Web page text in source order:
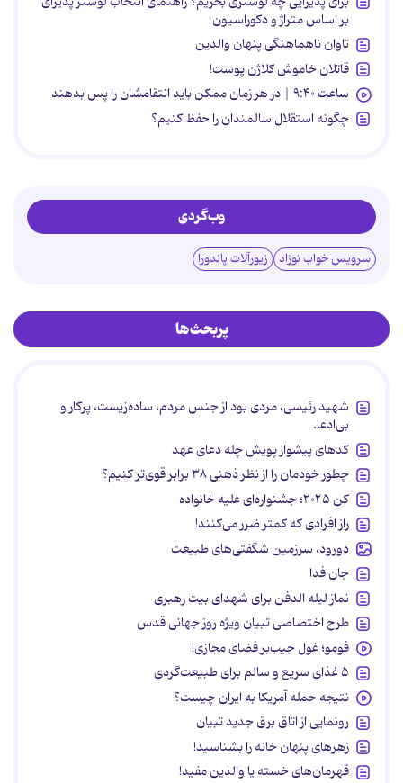
بر اساس متراژ و دکوراسیون
تاوان ناهماهنگی پنهان والدین
قاتلان خاموش کلاژن پوست!
ساعت ۹:۴۰ | در هر زمان ممکن باید انتقامشان را پس بدهند
چگونه استقلال سالمندان را حفظ کنیم؟
وب‌گردی
سرویس خواب نوزاد زیورآلات پاندورا
پربحث‌ها
شهید رئیسی، مردی بود از جنس مردم، ساده‌زیست، پرکار و
بی‌ادعا.
کدهای پیشواز پویش چله دعای عهد
چطور خودمان را از نظر ذهنی ۳۸ برابر قوی‌تر کنیم؟
کن ۲۰۲۵؛ جشنواره‌ای علیه خانواده
راز افرادی که کمتر ضرر می‌کنند!
دورود، سرزمین شگفتی‌های طبیعت
جان فدا
نماز لیله الدفن برای شهدای بیت رهبری
طرح اختصاصی تبیان ویژه روز جهانی قدس
فومو؛ غول جیب‌بر فضای مجازی!
۵ غذای سریع و سالم برای طبیعت‌گردی
نتیجه حمله آمریکا به ایران چیست؟
رونمایی از اتاق برق جدید تبیان
زهرهای پنهان خانه را بشناسید!
قهرمان‌های خسته یا والدین مفید!